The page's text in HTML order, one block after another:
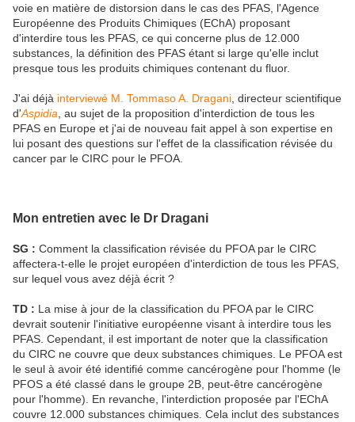
voie en matière de distorsion dans le cas des PFAS, l'Agence
Européenne des Produits Chimiques (EChA) proposant
d'interdire tous les PFAS, ce qui concerne plus de 12.000
substances, la définition des PFAS étant si large qu'elle inclut
presque tous les produits chimiques contenant du fluor.
J'ai déjà interviewé M. Tommaso A. Dragani , directeur scientifique
d'Aspidia , au sujet de la proposition d'interdiction de tous les
PFAS en Europe et j'ai de nouveau fait appel à son expertise en
lui posant des questions sur l'effet de la classification révisée du
cancer par le CIRC pour le PFOA.
Mon entretien avec le Dr Dragani
SG : Comment la classification révisée du PFOA par le CIRC
affectera-t-elle le projet européen d'interdiction de tous les PFAS,
sur lequel vous avez déjà écrit ?
TD : La mise à jour de la classification du PFOA par le CIRC
devrait soutenir l'initiative européenne visant à interdire tous les
PFAS. Cependant, il est important de noter que la classification
du CIRC ne couvre que deux substances chimiques. Le PFOA est
le seul à avoir été identifié comme cancérogène pour l'homme (le
PFOS a été classé dans le groupe 2B, peut-être cancérogène
pour l'homme). En revanche, l'interdiction proposée par l'EChA
couvre 12.000 substances chimiques. Cela inclut des substances